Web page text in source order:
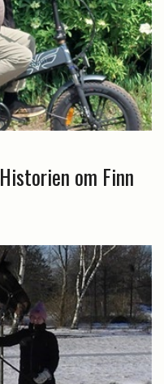
om Finn